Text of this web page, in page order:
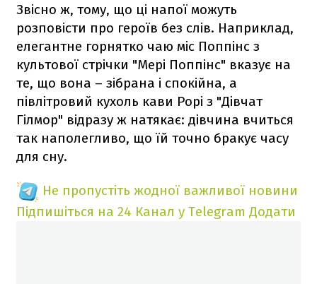
Звісно ж, тому, що ці напої можуть
розповісти про героїв без слів. Наприклад,
елегантне горнятко чаю міс Поппінс з
культової стрічки "Мері Поппінс" вказує на
те, що вона – зібрана і спокійна, а
півлітровий кухоль кави Рорі з "Дівчат
Гілмор" відразу ж натякає: дівчина вчиться
так наполегливо, що їй точно бракує часу
для сну.
Не пропустіть жодної важливої новини
Підпишіться на 24 Канал у Telegram Додати